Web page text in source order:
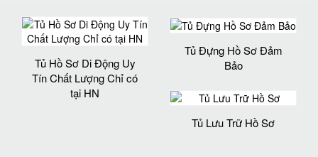
Tủ Hồ Sơ Di Động Uy
Tín Chất Lượng Chỉ có
tại HN
Tủ Đựng Hồ Sơ Đảm
Bảo
Tủ Lưu Trữ Hồ Sơ